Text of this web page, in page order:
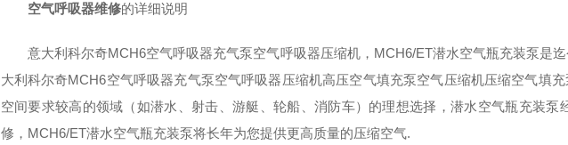
空气呼吸器维修的详细说明
意大利科尔奇MCH6空气呼吸器充气泵空气呼吸器压缩机，MCH6/ET潜水空气瓶充装泵是
大利科尔奇MCH6空气呼吸器充气泵空气呼吸器压缩机高压空气填充泵空气压缩机压缩空气填
空间要求较高的领域（如潜水、射击、游艇、轮船、消防车）的理想选择，潜水空气瓶充装泵
修，MCH6/ET潜水空气瓶充装泵将长年为您提供更高质量的压缩空气.